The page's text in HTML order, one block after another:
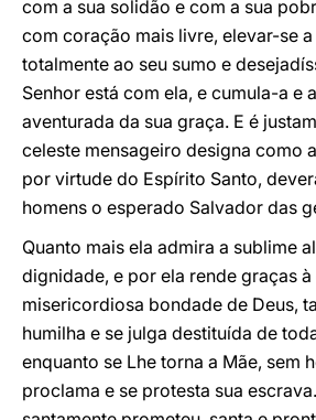
com a sua solidão e com a sua
com coração mais livre, elevar-se a
totalmente ao seu sumo e
Senhor está com ela, e cumula-a e
aventurada da sua graça. E é
celeste mensageiro designa como
por virtude do Espírito Santo,
homens o esperado Salvador das
Quanto mais ela admira a sublime
dignidade, e por ela rende graças
misericordiosa bondade de Deus,
humilha e se julga destituída de
enquanto se Lhe torna a Mãe, sem
proclama e se protesta sua